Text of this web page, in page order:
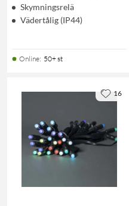
Skymningsrelä
Vädertålig (IP44)
Online: 50+ st
16